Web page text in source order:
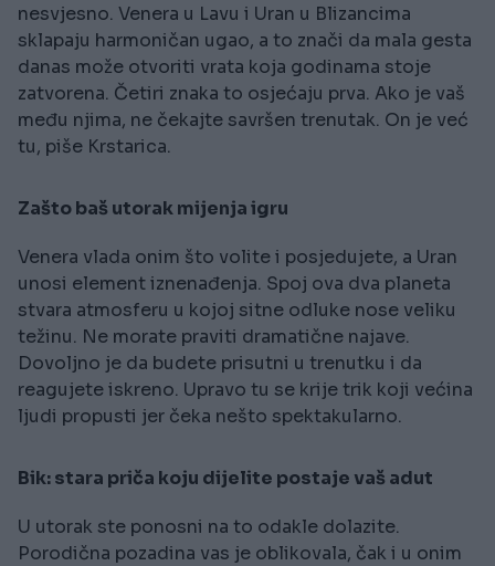
nesvjesno. Venera u Lavu i Uran u Blizancima
sklapaju harmoničan ugao, a to znači da mala gesta
danas može otvoriti vrata koja godinama stoje
zatvorena. Četiri znaka to osjećaju prva. Ako je vaš
među njima, ne čekajte savršen trenutak. On je već
tu, piše Krstarica.
Zašto baš utorak mijenja igru
Venera vlada onim što volite i posjedujete, a Uran
unosi element iznenađenja. Spoj ova dva planeta
stvara atmosferu u kojoj sitne odluke nose veliku
težinu. Ne morate praviti dramatične najave.
Dovoljno je da budete prisutni u trenutku i da
reagujete iskreno. Upravo tu se krije trik koji većina
ljudi propusti jer čeka nešto spektakularno.
Bik: stara priča koju dijelite postaje vaš adut
U utorak ste ponosni na to odakle dolazite.
Porodična pozadina vas je oblikovala, čak i u onim